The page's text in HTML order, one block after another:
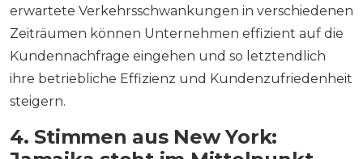
erwartete Verkehrsschwankungen in verschiedenen
Zeiträumen können Unternehmen effizient auf die
Kundennachfrage eingehen und so letztendlich
ihre betriebliche Effizienz und Kundenzufriedenheit
steigern.
4. Stimmen aus New York: